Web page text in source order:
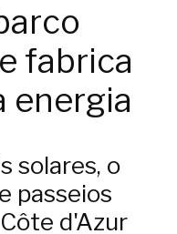
fabrica
energia
solares, o
passeios
d'Azur